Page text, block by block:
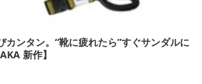
カンタン。“靴に疲れたら”すぐサンダルに
新作】